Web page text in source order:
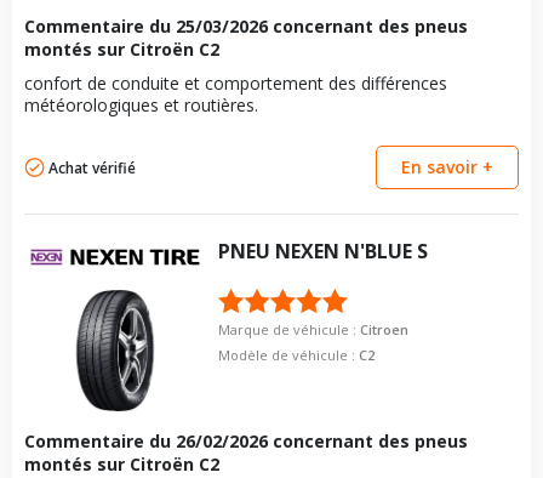
Commentaire du 25/03/2026 concernant des pneus
montés sur Citroën C2
confort de conduite et comportement des différences
météorologiques et routières.
Achat vérifié En savoir +
PNEU NEXEN N'BLUE S
Marque de véhicule : Citroen
Modèle de véhicule : C2
Commentaire du 26/02/2026 concernant des pneus
montés sur Citroën C2